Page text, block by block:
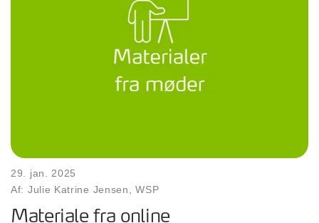
29. jan. 2025
Af: Julie Katrine Jensen, WSP
Materiale fra online